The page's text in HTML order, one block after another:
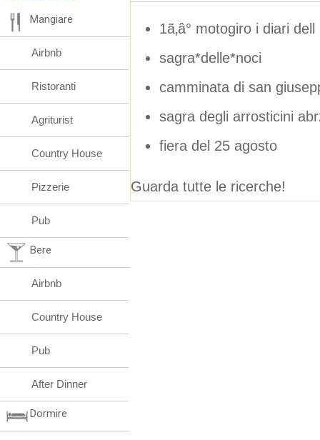
1ã‚â° motogiro i diari dell
sagra*delle*noci
camminata di san
sagra degli arrosticini
fiera del 25 agosto
Guarda tutte le ricerche!
Mangiare
Airbnb
Ristoranti
Agriturist
Country House
Pizzerie
Pub
Bere
Airbnb
Country House
Pub
After Dinner
Dormire